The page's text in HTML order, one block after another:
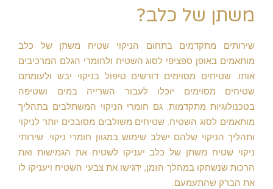
משתן של כלב?
שירותים מתקדמים בתחום הניקוי שטיח משתן של כלב
מותאמים באופן ספציפי לסוג השטיח ולחומרי הגלם המרכיבים
אותו. שטיחים מסוימים דורשים טיפול בניקוי יבש ולעומתם
שטיחים מסוימים יוכלו לעבור השרייה במים ושטיפה
בטכנולוגיות מתקדמות. גם חומרי הניקוי המשתלבים בתהליך
מותאמים לסוג השטיח. שטיחים משולבים מסובכים יותר לניקוי
ותהליך הניקוי שלהם ישלב שימוש במגוון חומרי ניקוי. שירותי
ניקוי שטיח משתן של כלב יעניקו לשטיח את הגמישות ואת
הרכות שנשחקו במהלך הזמן, ידגישו את צבעי השטיח ויעניקו לו
את הברק שהתעמעם.